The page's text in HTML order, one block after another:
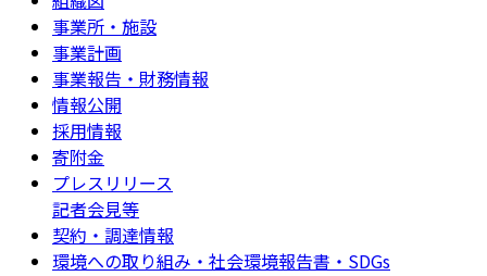
事業所・施設
事業計画
事業報告・財務情報
情報公開
採用情報
寄附金
プレスリリース
記者会見等
契約・調達情報
環境への取り組み・社会環境報告書・SDGs